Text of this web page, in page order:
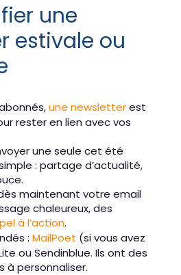
une
estivale ou
une newsletterest
rester en lien avec vos
une seule cet été
: partage d’actualité,
maintenant votre email
chaleureux, des
à l’action.
:MailPoet (si vous avez
ou Sendinblue. Ils ont des
personnaliser.